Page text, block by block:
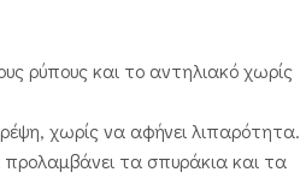
ρύπους και το αντηλιακό χωρίς
χωρίς να αφήνει λιπαρότητα.
προλαμβάνει τα σπυράκια και τα